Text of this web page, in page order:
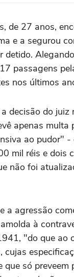
de 27 anos,
e a segurou
detido.
passagens
nos últimos
decisão do juiz
apenas multa
ao pudor" -
mil réis e dois
não foi
a agressão
à
"do que ao
que só preveem